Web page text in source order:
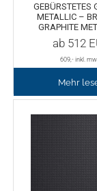
Chemica
Chemica
Chemica
Reinigungsset
Glasschaber
GEBÜRSTETES
METALLIC –
GRAPHITE
ORACAL
ab 512
609,- inkl.
Mehr